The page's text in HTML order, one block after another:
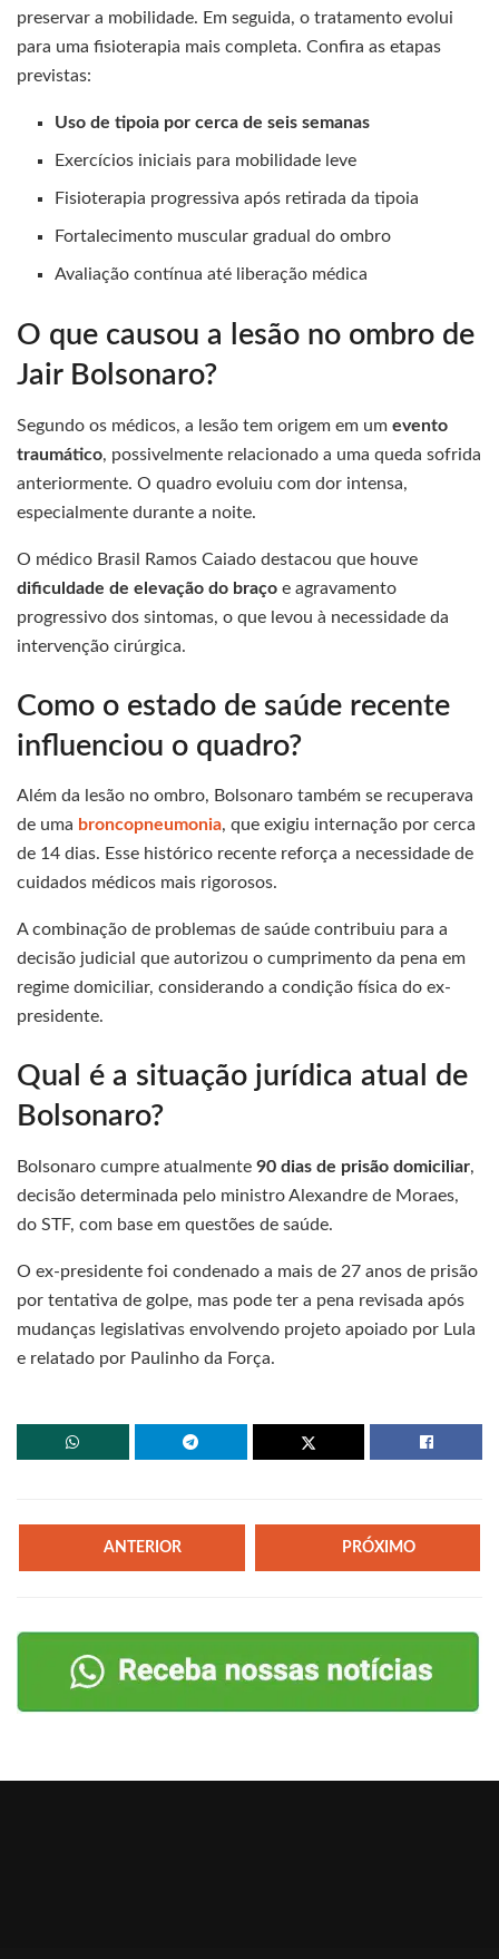
preservar a mobilidade. Em seguida, o tratamento evolui
para uma fisioterapia mais completa. Confira as etapas
previstas:
Uso de tipoia por cerca de seis semanas
Exercícios iniciais para mobilidade leve
Fisioterapia progressiva após retirada da tipoia
Fortalecimento muscular gradual do ombro
Avaliação contínua até liberação médica
O que causou a lesão no ombro de
Jair Bolsonaro?
Segundo os médicos, a lesão tem origem em um evento
traumático, possivelmente relacionado a uma queda sofrida
anteriormente. O quadro evoluiu com dor intensa,
especialmente durante a noite.
O médico Brasil Ramos Caiado destacou que houve
dificuldade de elevação do braço e agravamento
progressivo dos sintomas, o que levou à necessidade da
intervenção cirúrgica.
Como o estado de saúde recente
influenciou o quadro?
Além da lesão no ombro, Bolsonaro também se recuperava
de uma broncopneumonia, que exigiu internação por cerca
de 14 dias. Esse histórico recente reforça a necessidade de
cuidados médicos mais rigorosos.
A combinação de problemas de saúde contribuiu para a
decisão judicial que autorizou o cumprimento da pena em
regime domiciliar, considerando a condição física do ex-
presidente.
Qual é a situação jurídica atual de
Bolsonaro?
Bolsonaro cumpre atualmente 90 dias de prisão domiciliar,
decisão determinada pelo ministro Alexandre de Moraes,
do STF, com base em questões de saúde.
O ex-presidente foi condenado a mais de 27 anos de prisão
por tentativa de golpe, mas pode ter a pena revisada após
mudanças legislativas envolvendo projeto apoiado por Lula
e relatado por Paulinho da Força.
ANTERIOR PRÓXIMO